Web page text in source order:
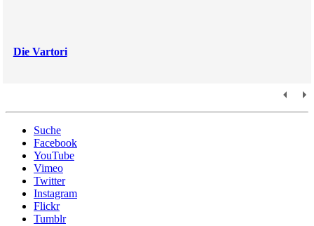
Die Vartori
Suche
Facebook
YouTube
Vimeo
Twitter
Instagram
Flickr
Tumblr